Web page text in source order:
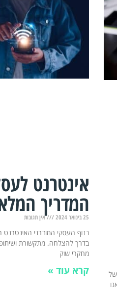
של
אינטרנט
המדריך
25 בינואר 2024 אין תגובות
בנוף העסקי המודרני האינטרנט
בדרך להצלחה. מתקשורת
מחקרי שוק
קרא עוד »